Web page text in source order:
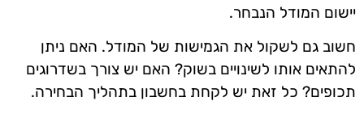
יישום המודל הנבחר.
חשוב גם לשקול את הגמישות של המודל. האם ניתן
להתאים אותו לשינויים בשוק? האם יש צורך בשדרוגים
תכופים? כל זאת יש לקחת בחשבון בתהליך הבחירה.